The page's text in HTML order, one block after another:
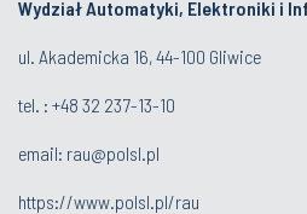
Wydział Automatyki, Elektroniki i
ul. Akademicka 16, 44-100 Gliwice
tel. : +48 32 237-13-10
email: rau@polsl.pl
https://www.polsl.pl/rau